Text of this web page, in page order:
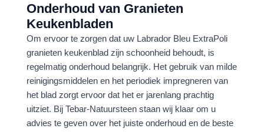
Onderhoud van Granieten
Keukenbladen
Om ervoor te zorgen dat uw Labrador Bleu ExtraPoli
granieten keukenblad zijn schoonheid behoudt, is
regelmatig onderhoud belangrijk. Het gebruik van milde
reinigingsmiddelen en het periodiek impregneren van
het blad zorgt ervoor dat het er jarenlang prachtig
uitziet. Bij Tebar-Natuursteen staan wij klaar om u
advies te geven over het juiste onderhoud en de beste